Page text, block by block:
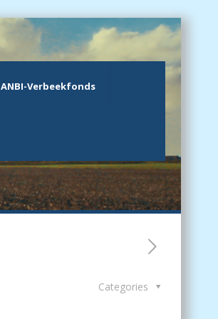
ANBI-Verbeekfonds
Categories